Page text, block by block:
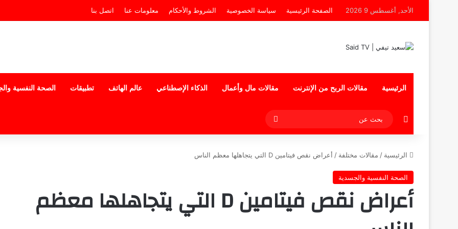
الأحد, أغسطس 9 2026 الصفحة الرئيسية سياسة الخصوصية الشروط والأحكام معلومات عنا اتصل بنا
الرئيسية مقالات الربح من الإنترنت مقالات مال وأعمال الذكاء الإصطناعي عالم الهاتف تطبيقات الصحة النفسية
إضافة عمود جانبي
بحث
عن
الرئيسية / مقالات مختلفة / أعراض نقص فيتامين D التي يتجاهلها معظم الناس
الصحة النفسية والجسدية
أعراض نقص فيتامين D التي يتجاهلها معظم